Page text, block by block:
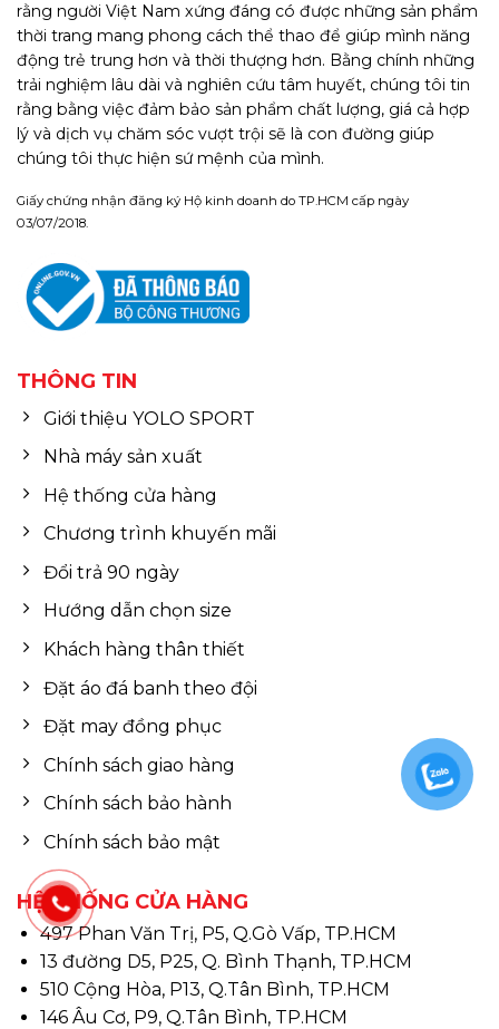
rằng người Việt Nam xứng đáng có được những sản phẩm
thời trang mang phong cách thể thao để giúp mình năng
động trẻ trung hơn và thời thượng hơn. Bằng chính những
trải nghiệm lâu dài và nghiên cứu tâm huyết, chúng tôi tin
rằng bằng việc đảm bảo sản phẩm chất lượng, giá cả hợp
lý và dịch vụ chăm sóc vượt trội sẽ là con đường giúp
chúng tôi thực hiện sứ mệnh của mình.
Giấy chứng nhận đăng ký Hộ kinh doanh do TP.HCM cấp ngày
03/07/2018.
THÔNG TIN
Giới thiệu YOLO SPORT
Nhà máy sản xuất
Hệ thống cửa hàng
Chương trình khuyến mãi
Đổi trả 90 ngày
Hướng dẫn chọn size
Khách hàng thân thiết
Đặt áo đá banh theo đội
Đặt may đồng phục
Chính sách giao hàng
Chính sách bảo hành
Chính sách bảo mật
HỆ THỐNG CỬA HÀNG
497 Phan Văn Trị, P5, Q.Gò Vấp, TP.HCM
13 đường D5, P25, Q. Bình Thạnh, TP.HCM
510 Cộng Hòa, P13, Q.Tân Bình, TP.HCM
146 Âu Cơ, P9, Q.Tân Bình, TP.HCM